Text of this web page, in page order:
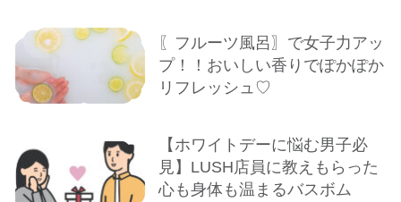
〖フルーツ風呂〗で女子力アッ
プ！！おいしい香りでぽかぽか
リフレッシュ♡
【ホワイトデーに悩む男子必
見】LUSH店員に教えもらった
心も身体も温まるバスボム